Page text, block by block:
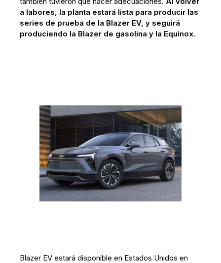
a labores, la planta estará lista para producir las
series de prueba de la Blazer EV, y seguirá
produciendo la Blazer de gasolina y la Equinox.
Blazer EV estará disponible en Estados Unidos en